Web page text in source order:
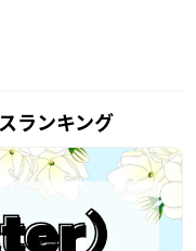
ランキング